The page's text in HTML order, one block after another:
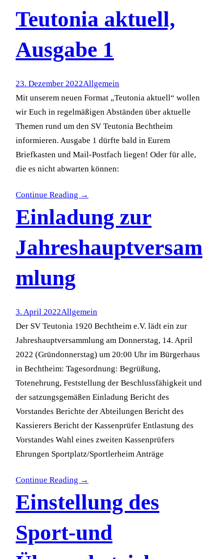
Teutonia aktuell,
Ausgabe 1
23. Dezember 2022Allgemein
Mit unserem neuen Format „Teutonia aktuell“ wollen
wir Euch in regelmäßigen Abständen über aktuelle
Themen rund um den SV Teutonia Bechtheim
informieren. Ausgabe 1 dürfte bald in Eurem
Briefkasten und Mail-Postfach liegen! Oder für alle,
die es nicht abwarten können:
Continue Reading →
Einladung zur
Jahreshauptversam
mlung
3. April 2022Allgemein
Der SV Teutonia 1920 Bechtheim e.V. lädt ein zur
Jahreshauptversammlung am Donnerstag, 14. April
2022 (Gründonnerstag) um 20:00 Uhr im Bürgerhaus
in Bechtheim: Tagesordnung: Begrüßung,
Totenehrung, Feststellung der Beschlussfähigkeit und
der satzungsgemäßen Einladung Bericht des
Vorstandes Berichte der Abteilungen Bericht des
Kassierers Bericht der Kassenprüfer Entlastung des
Vorstandes Wahl eines zweiten Kassenprüfers
Ehrungen Sportplatz/Sportlerheim Anträge
Continue Reading →
Einstellung des
Sport-und